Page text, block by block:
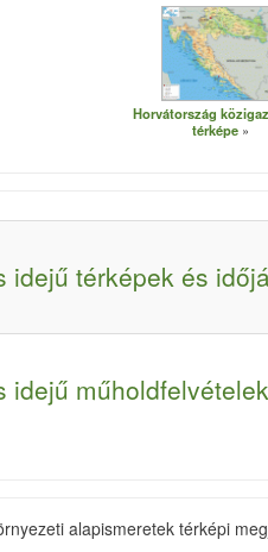
Horvátország
térképe
idejű térképek és
idejű
alapismeretek térképi